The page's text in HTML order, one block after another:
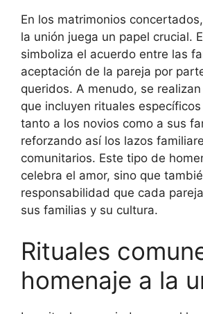
En los matrimonios
la unión juega un papel crucial.
simboliza el acuerdo entre las
aceptación de la pareja por
queridos. A menudo, se
que incluyen rituales
tanto a los novios como a sus
reforzando así los lazos
comunitarios. Este tipo de
celebra el amor, sino que
responsabilidad que cada
sus familias y su cultura.
Rituales
homenaje a la